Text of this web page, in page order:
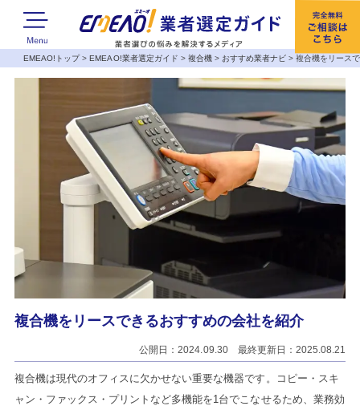
EMEAO!トップ>EMEAO!業者選定ガイド > 複合機> おすすめ業者ナビ >複合機をリース
複合機をリースできるおすすめの会社を紹介
公開日：2024.09.30 最終更新日：2025.08.21
複合機は現代のオフィスに欠かせない重要な機器です。コピー・スキ
ャン・ファックス・プリントなど多機能を1台でこなせるため、業務効